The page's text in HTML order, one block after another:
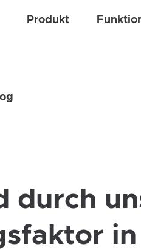
Produkt
durch